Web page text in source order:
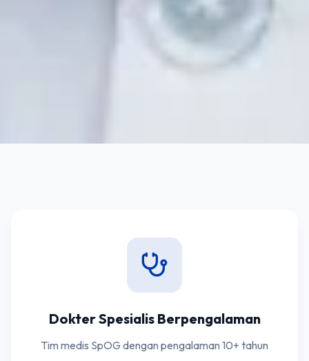
Dokter Spesialis Berpengalaman
Tim medis SpOG dengan pengalaman 10+ tahun